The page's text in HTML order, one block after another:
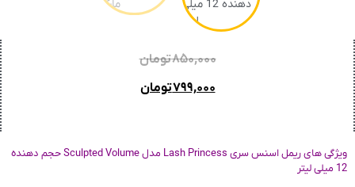
۸۵۰,۰۰۰تومان
۷۹۹,۰۰۰تومان
ویژگی های ریمل اسنس سری Lash Princess مدل Sculpted Volume حجم دهنده
12 میلی لیتر